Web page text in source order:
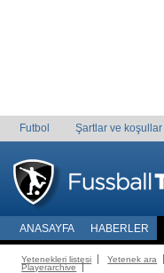
Futbol Şartlar ve koşullar
ANASAYFA HABERLER
Yetenekleri listesi Yetenek ara
Playerarchive